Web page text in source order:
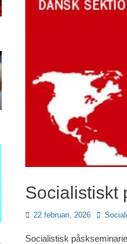
Socialistiskt
Publicerad
22 februari, 2026
Socialistisk